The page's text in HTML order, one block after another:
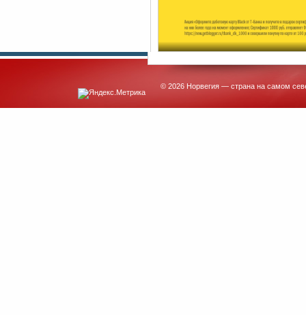
© 2026 Норвегия — страна на самом